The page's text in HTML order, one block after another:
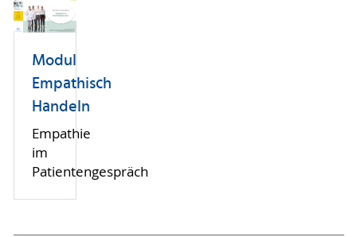
Modul
Empathisch
Handeln
Empathie
im
Patientengespräch